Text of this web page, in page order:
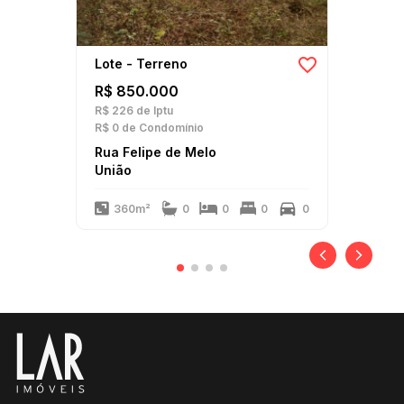
Lote - Terreno
R$ 850.000
R$ 226 de Iptu
R$ 0 de Condomínio
Rua Felipe de Melo
União
360m² 0 0 0 0